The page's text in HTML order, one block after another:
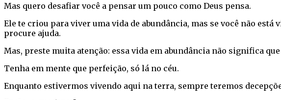
Mas quero desafiar você a pensar um pouco como Deus pensa.
Ele te criou para viver uma vida de abundância, mas se você não
procure ajuda.
Mas, preste muita atenção: essa vida em abundância não significa
Tenha em mente que perfeição, só lá no céu.
Enquanto estivermos vivendo aqui na terra, sempre teremos